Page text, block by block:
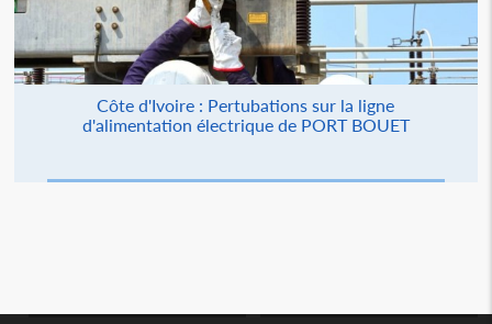
Côte d'Ivoire : Pertubations sur la ligne
d'alimentation électrique de PORT BOUET